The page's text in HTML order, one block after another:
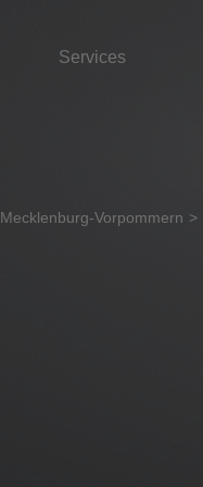
Mecklenburg-Vorpommern
Services